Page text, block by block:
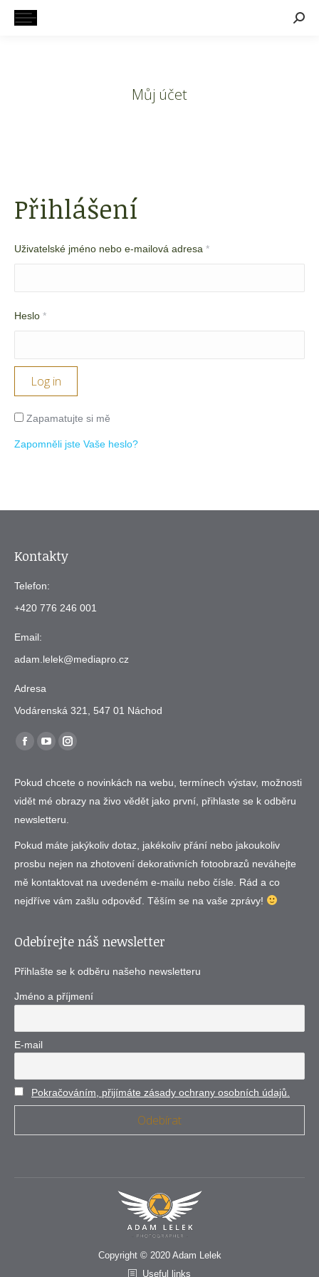
Můj účet
Přihlášení
Uživatelské jméno nebo e-mailová adresa *
Heslo *
Log in
Zapamatujte si mě
Zapomněli jste Vaše heslo?
Kontakty
Telefon:
+420 776 246 001
Email:
adam.lelek@mediapro.cz
Adresa
Vodárenská 321, 547 01 Náchod
Find us on:
Facebook
opens
in
new
window
YouTube
opens
in
new
window
Instagram
opens
in
new
window
Pokud chcete o novinkách na webu, termínech výstav, možnosti
vidět mé obrazy na živo vědět jako první, přihlaste se k odběru
newsletteru.
Pokud máte jakýkoliv dotaz, jakékoliv přání nebo jakoukoliv
prosbu nejen na zhotovení dekorativních fotoobrazů neváhejte
mě kontaktovat na uvedeném e-mailu nebo čísle. Rád a co
nejdříve vám zašlu odpověď. Těším se na vaše zprávy!
Odebírejte náš newsletter
Přihlašte se k odběru našeho newsletteru
Jméno a příjmení
E-mail
Pokračováním, přijímáte zásady ochrany osobních údajů.
Copyright © 2020 Adam Lelek
Useful links